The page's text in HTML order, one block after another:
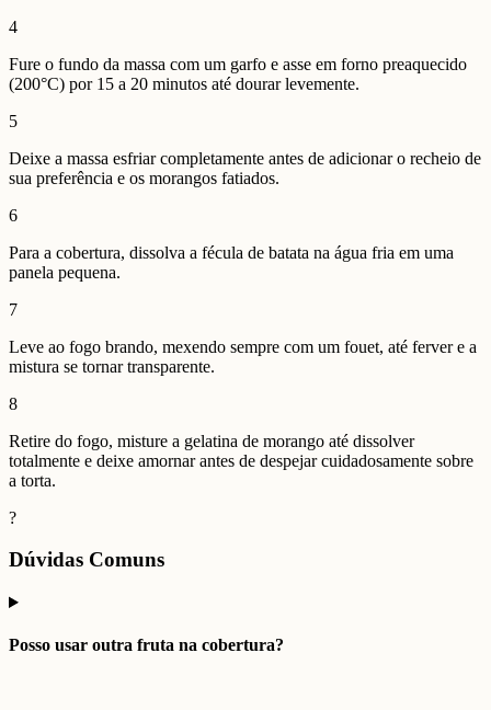
4
Fure o fundo da massa com um garfo e asse em forno preaquecido
(200°C) por 15 a 20 minutos até dourar levemente.
5
Deixe a massa esfriar completamente antes de adicionar o recheio de
sua preferência e os morangos fatiados.
6
Para a cobertura, dissolva a fécula de batata na água fria em uma
panela pequena.
7
Leve ao fogo brando, mexendo sempre com um fouet, até ferver e a
mistura se tornar transparente.
8
Retire do fogo, misture a gelatina de morango até dissolver
totalmente e deixe amornar antes de despejar cuidadosamente sobre
a torta.
?
Dúvidas Comuns
Posso usar outra fruta na cobertura?